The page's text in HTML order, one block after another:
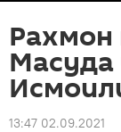
Масуда
13:47 02.09.2021